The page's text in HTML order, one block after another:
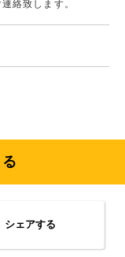
絡致します。
シェアする